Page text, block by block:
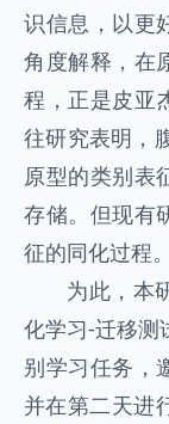
识信息，以更
角度解释，在
程，正是皮
往研究表明，
原型的类别表
存储。但现有
征的同化过程。
为此，本
化学习-迁移测
别学习任务，
并在第二天进